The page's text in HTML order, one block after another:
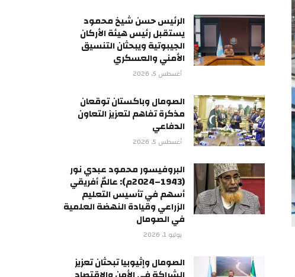
الرئيس حسن شيخ محمود
يستقبل رئيس هيئة الأركان
الجيبوتية ويبحثان التنسيق
الأمني والعسكري
أغسطس 5, 2026
الصومال وباكستان توقعان
مذكرة تفاهم لتعزيز التعاون
الدفاعي
أغسطس 5, 2026
البروفيسور محمود عبدي نور
(1943–2024م): عالمٌ أفريقي
أسهم في تأسيس التعليم
الزراعي وقيادة النهضة العلمية
في الصومال
يوليو 1, 2026
الصومال وإثيوبيا تبحثان تعزيز